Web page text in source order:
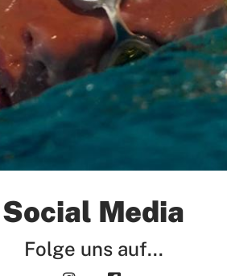
Social Media
Folge uns auf...